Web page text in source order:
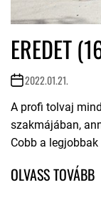
EREDET
2022.01.21.
A profi tolvaj
szakmájában,
Cobb a